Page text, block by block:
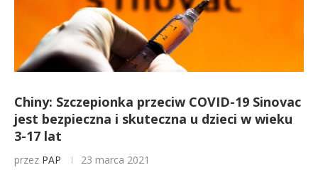
Chiny: Szczepionka przeciw COVID-19 Sinovac
jest bezpieczna i skuteczna u dzieci w wieku
3-17 lat
przez PAP 23 marca 2021